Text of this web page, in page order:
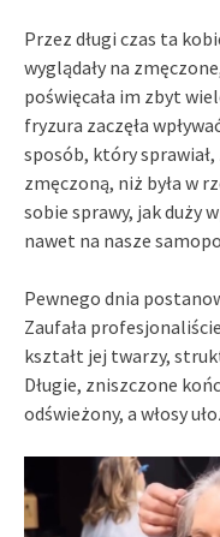
Przez długi czas ta
wyglądały na
poświęcała im zbyt
fryzura zaczęła
sposób, który
zmęczoną, niż była w
sobie sprawy, jak duży
nawet na nasze
Pewnego dnia
Zaufała
kształt jej twarzy,
Długie, zniszczone
odświeżony, a włosy